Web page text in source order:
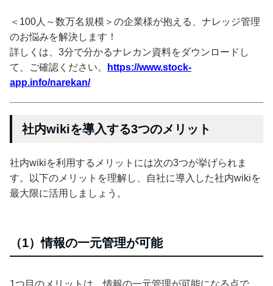
＜100人～数万名規模＞の企業様が抱える、ナレッジ管理
のお悩みを解決します！
詳しくは、3分で分かるナレカン資料をダウンロードし
て、ご確認ください。
https://www.stock-
app.info/narekan/
社内wikiを導入する3つのメリット
社内wikiを利用するメリットには次の3つが挙げられま
す。以下のメリットを理解し、自社に導入した社内wikiを
最大限に活用しましょう。
（1）情報の一元管理が可能
1つ目のメリットは、情報の一元管理が可能になる点で